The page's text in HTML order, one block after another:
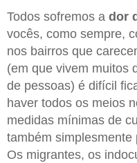
Todos sofremos a dor
vocês, como sempre,
nos bairros que
(em que vivem muitos
de pessoas) é difícil
haver todos os meios
medidas mínimas de
também
Os migrantes, os